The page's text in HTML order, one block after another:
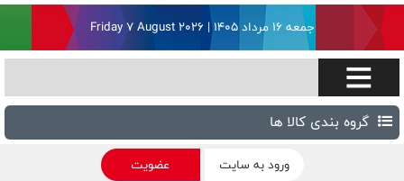
جمعه ۱۶ مرداد ۱۴۰۵ | Friday 7 August 2026
گروه بندی کالا ها
ورود به سایت عضویت